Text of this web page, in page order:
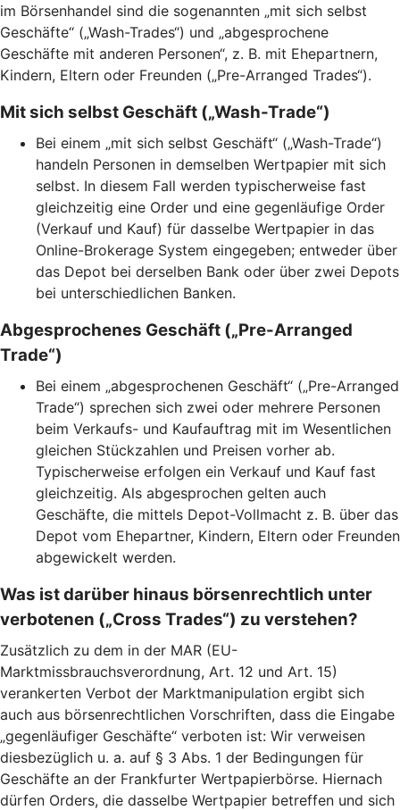
im Börsenhandel sind die sogenannten „mit sich selbst
Geschäfte“ („Wash-Trades“) und „abgesprochene
Geschäfte mit anderen Personen“, z. B. mit Ehepartnern,
Kindern, Eltern oder Freunden („Pre-Arranged Trades“).
Mit sich selbst Geschäft („Wash-Trade“)
Bei einem „mit sich selbst Geschäft“ („Wash-Trade“)
handeln Personen in demselben Wertpapier mit sich
selbst. In diesem Fall werden typischerweise fast
gleichzeitig eine Order und eine gegenläufige Order
(Verkauf und Kauf) für dasselbe Wertpapier in das
Online-Brokerage System eingegeben; entweder über
das Depot bei derselben Bank oder über zwei Depots
bei unterschiedlichen Banken.
Abgesprochenes Geschäft („Pre-Arranged
Trade“)
Bei einem „abgesprochenen Geschäft“ („Pre-Arranged
Trade“) sprechen sich zwei oder mehrere Personen
beim Verkaufs- und Kaufauftrag mit im Wesentlichen
gleichen Stückzahlen und Preisen vorher ab.
Typischerweise erfolgen ein Verkauf und Kauf fast
gleichzeitig. Als abgesprochen gelten auch
Geschäfte, die mittels Depot-Vollmacht z. B. über das
Depot vom Ehepartner, Kindern, Eltern oder Freunden
abgewickelt werden.
Was ist darüber hinaus börsenrechtlich unter
verbotenen („Cross Trades“) zu verstehen?
Zusätzlich zu dem in der MAR (EU-
Marktmissbrauchsverordnung, Art. 12 und Art. 15)
verankerten Verbot der Marktmanipulation ergibt sich
auch aus börsenrechtlichen Vorschriften, dass die Eingabe
„gegenläufiger Geschäfte“ verboten ist: Wir verweisen
diesbezüglich u. a. auf § 3 Abs. 1 der Bedingungen für
Geschäfte an der Frankfurter Wertpapierbörse. Hiernach
dürfen Orders, die dasselbe Wertpapier betreffen und sich